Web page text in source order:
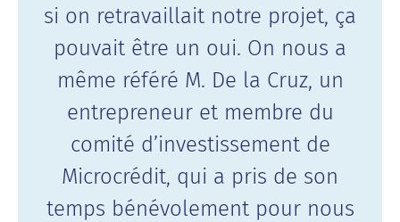
si on retravaillait notre projet, ça
pouvait être un oui. On nous a
même référé M. De la Cruz, un
entrepreneur et membre du
comité d’investissement de
Microcrédit, qui a pris de son
temps bénévolement pour nous